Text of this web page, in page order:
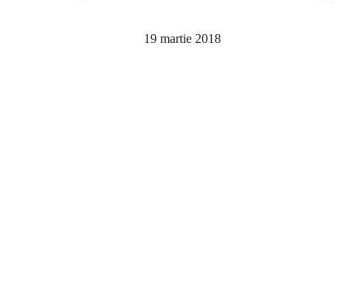
19 martie 2018